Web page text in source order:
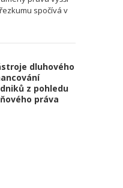
spočívá v
dluhového
z pohledu
práva